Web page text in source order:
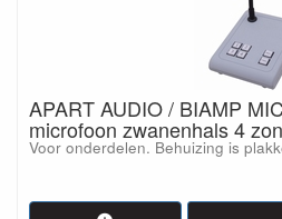
APART AUDIO / BIAMP
microfoon zwanenhals 4
Voor onderdelen. Behuizing is